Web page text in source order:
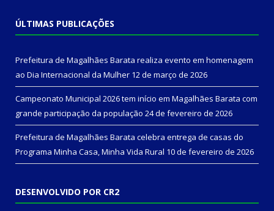
ÚLTIMAS PUBLICAÇÕES
Prefeitura de Magalhães Barata realiza evento em homenagem
ao Dia Internacional da Mulher 12 de março de 2026
Campeonato Municipal 2026 tem início em Magalhães Barata com
grande participação da população 24 de fevereiro de 2026
Prefeitura de Magalhães Barata celebra entrega de casas do
Programa Minha Casa, Minha Vida Rural 10 de fevereiro de 2026
DESENVOLVIDO POR CR2